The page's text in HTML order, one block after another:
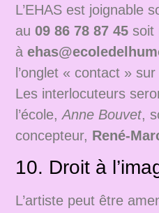
L’EHAS est joignable
au09 86 78 87 45 soit
à
l’onglet « contact »
Les interlocuteurs
l’école,Anne Bouvet,
concepteur, René-
10. Droit à
L’artiste peut être